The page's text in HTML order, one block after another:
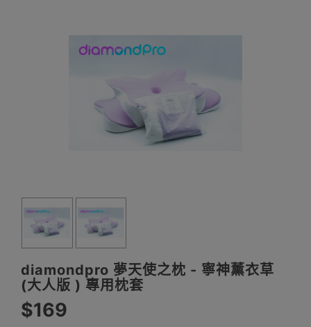
diamondpro 夢天使之枕 - 寧神薰衣草
(大人版 ) 專用枕套
$169